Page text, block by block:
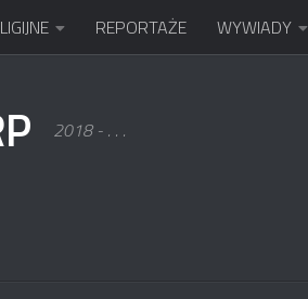
REPORTAŻE WYWIADY
2018 - . . .